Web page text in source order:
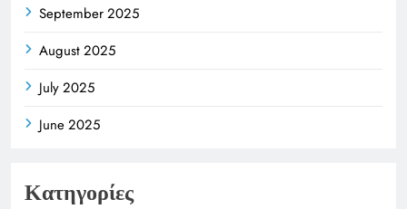
September 2025
August 2025
July 2025
June 2025
Κατηγορίες